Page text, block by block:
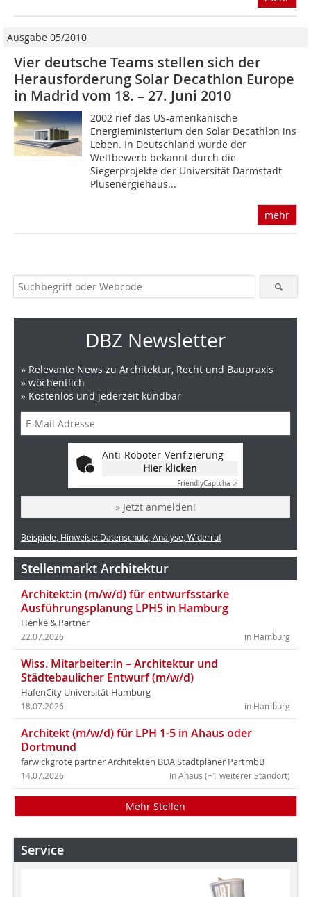
Ausgabe 05/2010
Vier deutsche Teams stellen sich der
Herausforderung Solar Decathlon Europe
in Madrid vom 18. – 27. Juni 2010
2002 rief das US-amerikanische
Energieministerium den Solar Decathlon ins
Leben. In Deutschland wurde der
Wettbewerb bekannt durch die
Siegerprojekte der Universität Darm­stadt
Plusenergiehaus...
mehr
DBZ Newsletter
» Relevante News zu Architektur, Recht und Baupraxis
» wöchentlich
» Kostenlos und jederzeit kündbar
Anti-Roboter-Verifizierung
Hier klicken
FriendlyCaptcha ⇗
» Jetzt anmelden!
Beispiele, Hinweise: Datenschutz, Analyse, Widerruf
Stellenmarkt Architektur
Architekt:in (m/w/d) für entwurfsstarke
Ausführungsplanung LPH5 in Hamburg
Henke & Partner
in Hamburg
22.07.2026
Wiss. Mitarbeiter:in – Architektur und
Städtebaulicher Entwurf (m/w/d)
HafenCity Universität Hamburg
in Hamburg
18.07.2026
Architekt (m/w/d) für LPH 1-5 in Ahaus oder
Dortmund
farwickgrote partner Architekten BDA Stadtplaner PartmbB
in Ahaus (+1 weiterer Standort)
14.07.2026
Mehr Stellen
Service